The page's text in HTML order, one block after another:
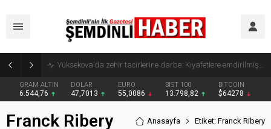
Yüksekova’da zehir tacirlerine darbe: Kıyafetlere emdirilmiş 13 kilo metamfetamin ele geçirildi
GRAM ALTIN
6.544,76
DOLAR
47,7013
EURO
55,0086
BIST 100
13.798,82
BITCOIN
$64278
Franck Ribery Anasayfa Etiket: Franck Ribery